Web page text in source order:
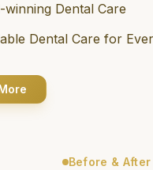
winning Dental Care
Dental Care for
Before & After